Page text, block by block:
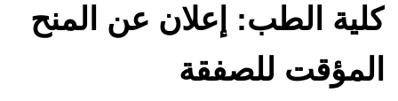
كلية الطب: إعلان عن المنح
المؤقت للصفقة